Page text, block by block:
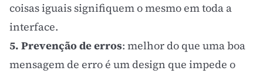
coisas iguais signifiquem o mesmo em toda a
interface.
5. Prevenção de erros: melhor do que uma boa
mensagem de erro é um design que impede o